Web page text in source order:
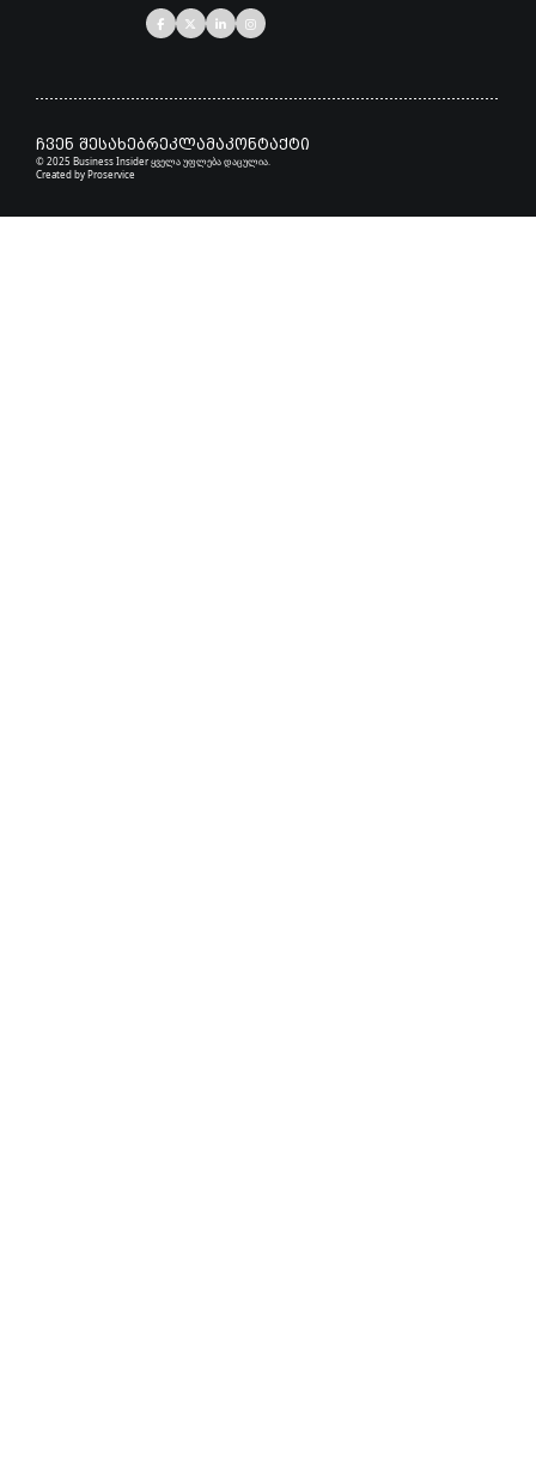
ჩვენ შესახებრეკლამაკონტაქტი
© 2025 Business Insider ყველა უფლება დაცულია.
Created byProservice